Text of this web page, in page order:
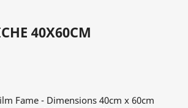
40X60CM
Fame - Dimensions 40cm x 60cm